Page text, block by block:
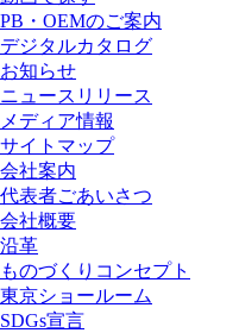
PB・OEMのご案内
デジタルカタログ
お知らせ
ニュースリリース
メディア情報
サイトマップ
会社案内
代表者ごあいさつ
会社概要
沿革
ものづくりコンセプト
東京ショールーム
SDGs宣言